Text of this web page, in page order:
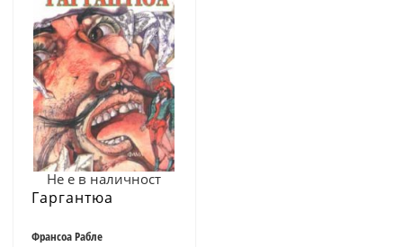
Не е в наличност
Гаргантюа
Франсоа Рабле